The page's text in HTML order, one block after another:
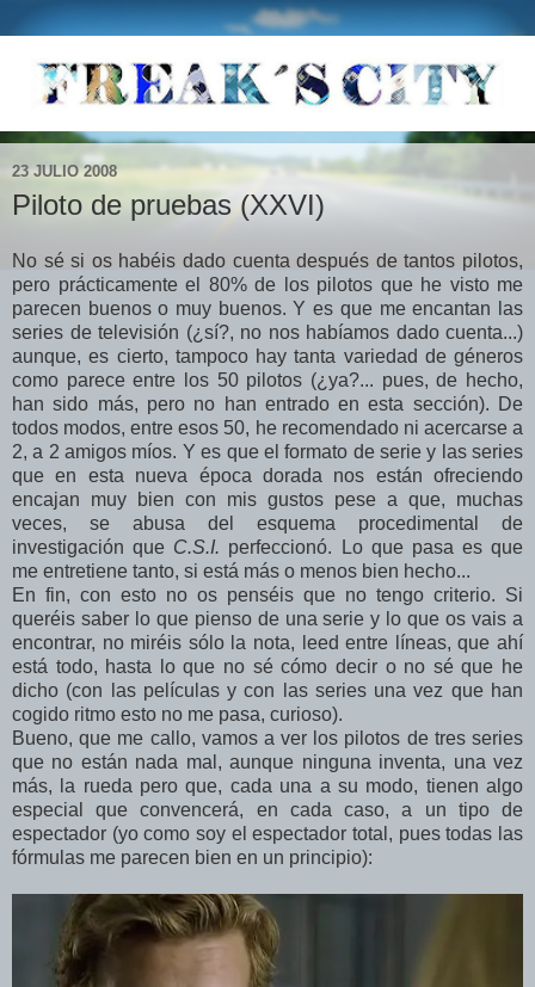
23 JULIO 2008
Piloto de pruebas (XXVI)
No sé si os habéis dado cuenta después de tantos pilotos,
pero prácticamente el 80% de los pilotos que he visto me
parecen buenos o muy buenos. Y es que me encantan las
series de televisión (¿sí?, no nos habíamos dado cuenta...)
aunque, es cierto, tampoco hay tanta variedad de géneros
como parece entre los 50 pilotos (¿ya?... pues, de hecho,
han sido más, pero no han entrado en esta sección). De
todos modos, entre esos 50, he recomendado ni acercarse a
2, a 2 amigos míos. Y es que el formato de serie y las series
que en esta nueva época dorada nos están ofreciendo
encajan muy bien con mis gustos pese a que, muchas
veces, se abusa del esquema procedimental de
investigación que C.S.I. perfeccionó. Lo que pasa es que
me entretiene tanto, si está más o menos bien hecho...
En fin, con esto no os penséis que no tengo criterio. Si
queréis saber lo que pienso de una serie y lo que os vais a
encontrar, no miréis sólo la nota, leed entre líneas, que ahí
está todo, hasta lo que no sé cómo decir o no sé que he
dicho (con las películas y con las series una vez que han
cogido ritmo esto no me pasa, curioso).
Bueno, que me callo, vamos a ver los pilotos de tres series
que no están nada mal, aunque ninguna inventa, una vez
más, la rueda pero que, cada una a su modo, tienen algo
especial que convencerá, en cada caso, a un tipo de
espectador (yo como soy el espectador total, pues todas las
fórmulas me parecen bien en un principio):